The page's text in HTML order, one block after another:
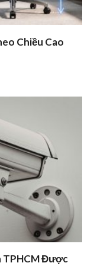
Chiều Cao
TPHCM Được